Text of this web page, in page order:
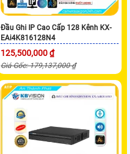
Đầu Ghi IP Cao Cấp 128 Kênh KX-
EAi4K816128N4
125,500,000 ₫
Giá Gốc: 179,137,000 ₫